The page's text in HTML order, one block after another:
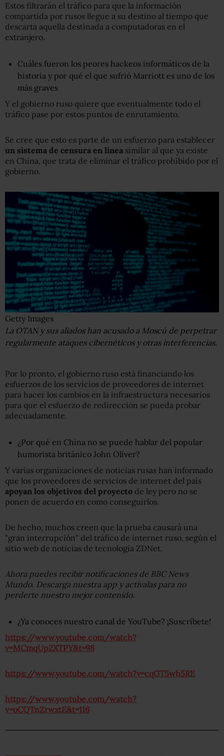
Estos filtrarán el tráfico para que la información
compartida por rusos llegue a su destino al tiempo que
descarta aquella destinada a computadoras en el
extranjero.
Cuáles fueron los peores hackeos informáticos de la
historia y por qué el que sufrió Marriott es uno de los
más graves
Y el gobierno ruso quiere que eventualmente todo el
tráfico pase por estos puntos de enrutamiento.
Se cree que esto es parte de un esfuerzo para establecer
un sistema de censura en línea similar al que ya existe
en China, que trata de eliminar el tráfico prohibido por el
gobierno.
Getty Images
La OTAN y sus aliados han acusado a Moscú de perpetrar
regularmente ataques cibernéticos y otras interferencias.
Por lo pronto, el gobierno ruso está financiando los
esfuerzos de los servicios de proveedores de internet
para hacer los cambios en la infraestructura necesarios
para que el esfuerzo de redirección se pueda probar
adecuadamente.
¿Por qué en China no se puede hablar del popular
humorista británico John Oliver?
Y varias organizaciones de noticias rusas han informado
que los proveedores de servicios de internet del país
apoyan los objetivos del proyecto de ley pero no se
ponen de acuerdo en como conseguirlos.
De hecho, muchos creen que la prueba causará una
"gran interrupción" del tráfico de internet ruso, según el
sitio web de noticias de tecnología ZDNet.
Ahora puedes recibir notificaciones de BBC News
Mundo. Descarga nuestra app y actívalas para no
perderte nuestro mejor contenido.
¿Ya conoces nuestro canal de YouTube? ¡Suscríbete!
https://www.youtube.com/watch?
v=MCmqUp2XTPY&t=98
https://www.youtube.com/watch?v=cqGT5wh5RE
https://www.youtube.com/watch?
v=oCQTnZrwxtE&t=116